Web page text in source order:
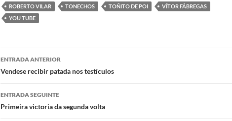
ROBERTO VILAR
TONECHOS TOÑITO DE POI
VÍTOR FÁBREGAS
YOU TUBE
Navegación
de
artigos
ENTRADA ANTERIOR
Vendese recibir patada nos testículos
ENTRADA SEGUINTE
Primeira victoria da segunda volta